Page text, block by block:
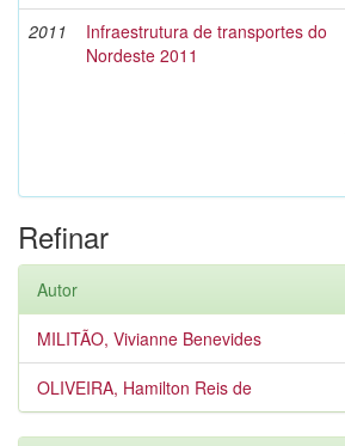
2011
Infraestrutura de transportes do
Nordeste 2011
Refinar
Autor
MILITÃO, Vivianne Benevides
OLIVEIRA, Hamilton Reis de